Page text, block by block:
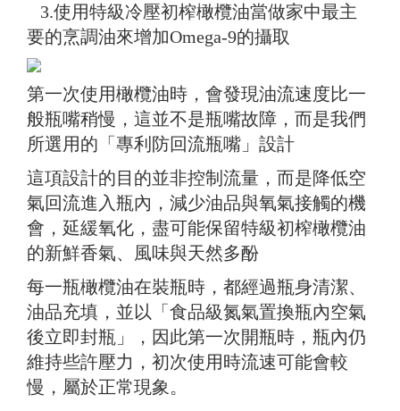
3.使用特級冷壓初榨橄欖油當做家中最主
要的烹調油來增加Omega-9的攝取
第一次使用橄欖油時，會發現油流速度比一
般瓶嘴稍慢，這並不是瓶嘴故障，而是我們
所選用的「專利防回流瓶嘴」設計
這項設計的目的並非控制流量，而是降低空
氣回流進入瓶內，減少油品與氧氣接觸的機
會，延緩氧化，盡可能保留特級初榨橄欖油
的新鮮香氣、風味與天然多酚
每一瓶橄欖油在裝瓶時，都經過瓶身清潔、
油品充填，並以「食品級氮氣置換瓶內空氣
後立即封瓶」，因此第一次開瓶時，瓶內仍
維持些許壓力，初次使用時流速可能會較
慢，屬於正常現象。